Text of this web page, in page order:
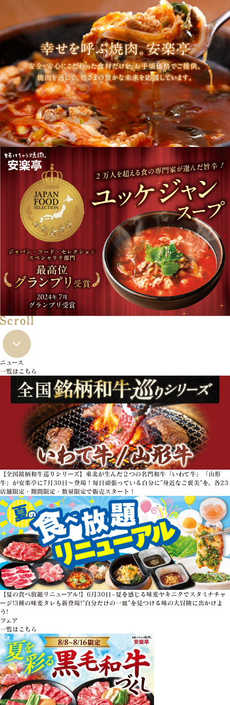
ニュース
一覧はこちら
【全国銘柄和牛巡りシリーズ】東北が生んだ２つの名門和牛「いわて牛」「山形
牛」が安楽亭に7月30日～登場！毎日頑張っている自分に”身近なご褒美”を。各23
店舗限定・期間限定・数量限定で販売スタート！
【夏の食べ放題リニューアル!】6月30日~夏を感じる味変ヤキニクでスタミナチャ
ージ!3種の味変タレも新登場!”自分だけの一皿”を見つける味の大冒険に出かけよ
う!
フェア
一覧はこちら